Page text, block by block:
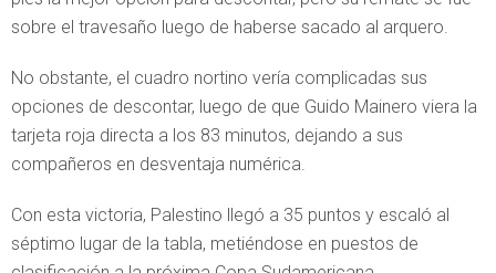
sobre el travesaño luego de haberse sacado al arquero.
No obstante, el cuadro nortino vería complicadas sus
opciones de descontar, luego de que Guido Mainero viera la
tarjeta roja directa a los 83 minutos, dejando a sus
compañeros en desventaja numérica.
Con esta victoria, Palestino llegó a 35 puntos y escaló al
séptimo lugar de la tabla, metiéndose en puestos de